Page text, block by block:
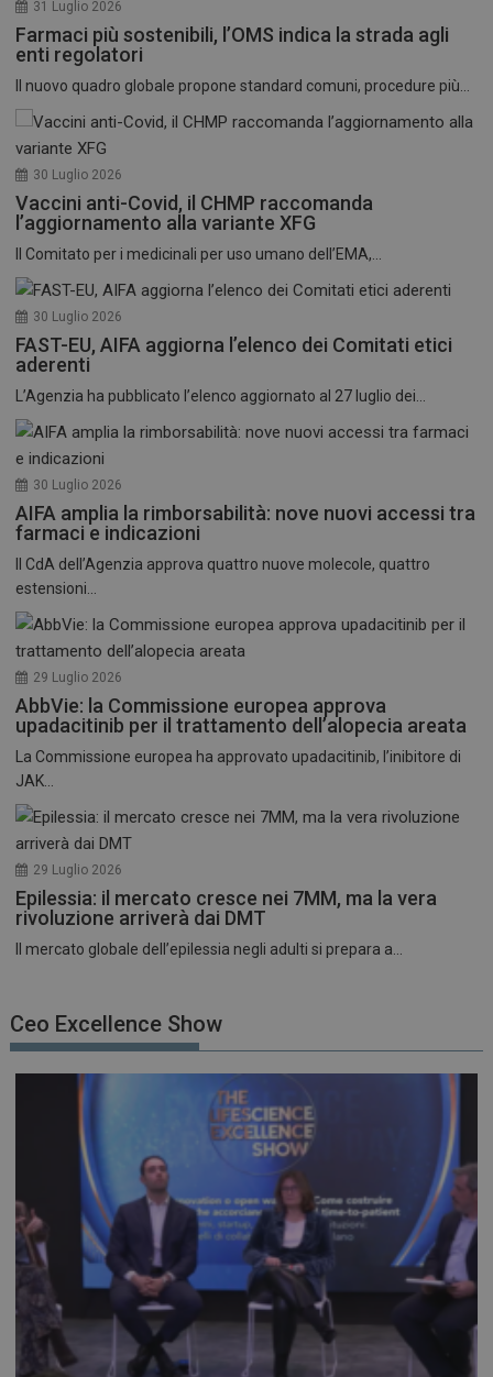
31 Luglio 2026
Farmaci più sostenibili, l’OMS indica la strada agli
enti regolatori
Il nuovo quadro globale propone standard comuni, procedure più...
30 Luglio 2026
Vaccini anti-Covid, il CHMP raccomanda
l’aggiornamento alla variante XFG
Il Comitato per i medicinali per uso umano dell’EMA,...
30 Luglio 2026
FAST-EU, AIFA aggiorna l’elenco dei Comitati etici
aderenti
L’Agenzia ha pubblicato l’elenco aggiornato al 27 luglio dei...
30 Luglio 2026
AIFA amplia la rimborsabilità: nove nuovi accessi tra
farmaci e indicazioni
Il CdA dell’Agenzia approva quattro nuove molecole, quattro
estensioni...
29 Luglio 2026
AbbVie: la Commissione europea approva
upadacitinib per il trattamento dell’alopecia areata
La Commissione europea ha approvato upadacitinib, l’inibitore di
JAK...
29 Luglio 2026
Epilessia: il mercato cresce nei 7MM, ma la vera
rivoluzione arriverà dai DMT
Il mercato globale dell’epilessia negli adulti si prepara a...
Ceo Excellence Show